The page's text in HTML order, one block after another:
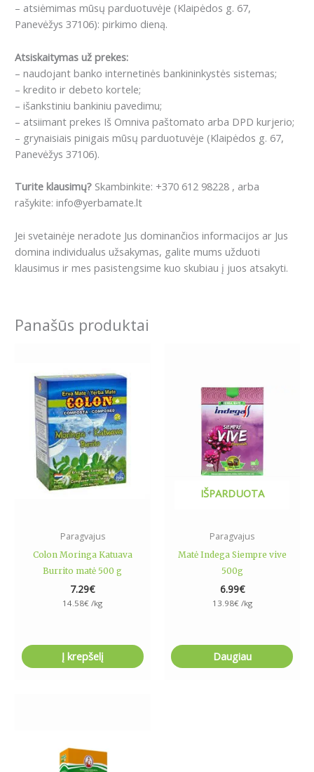
– atsiėmimas mūsų parduotuvėje (Klaipėdos g. 67,
Panevėžys 37106): pirkimo dieną.
Atsiskaitymas už prekes:
– naudojant banko internetinės bankininkystės sistemas;
– kredito ir debeto kortele;
– išankstiniu bankiniu pavedimu;
– atsiimant prekes Iš Omniva paštomato arba DPD kurjerio;
– grynaisiais pinigais mūsų parduotuvėje (Klaipėdos g. 67,
Panevėžys 37106).
Turite klausimų? Skambinkite: +370 612 98228 , arba
rašykite: info@yerbamate.lt
Jei svetainėje neradote Jus dominančios informacijos ar Jus
domina individualus užsakymas, galite mums užduoti
klausimus ir mes pasistengsime kuo skubiau į juos atsakyti.
Panašūs produktai
Paragvajus
Colon Moringa Katuava
Burrito matė 500 g
7.29€
14.58€ /kg
Į krepšelį
IŠPARDUOTA
Paragvajus
Matė Indega Siempre vive
500g
6.99€
13.98€/kg
Daugiau